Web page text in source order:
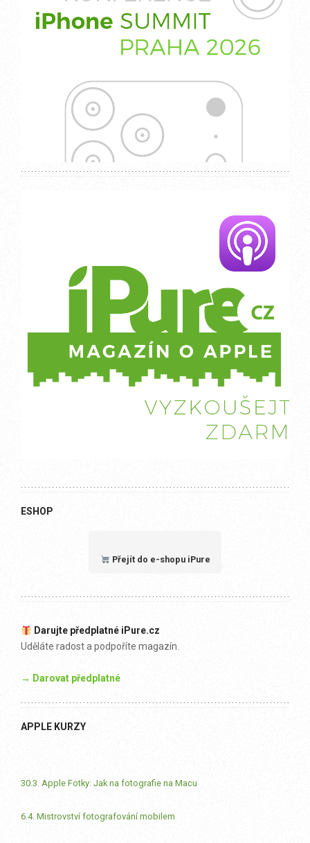
ESHOP
Přejít do e-shopu iPure
Darujte předplatné iPure.cz
Uděláte radost a podpoříte magazín.
→ Darovat předplatné
APPLE KURZY
30.3. Apple Fotky: Jak na fotografie na Macu
6.4. Mistrovství fotografování mobilem